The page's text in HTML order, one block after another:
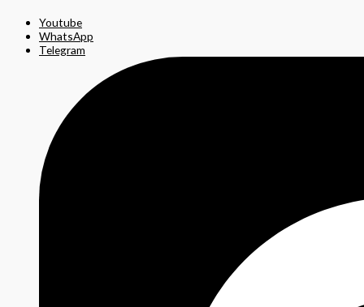
Youtube
WhatsApp
Telegram